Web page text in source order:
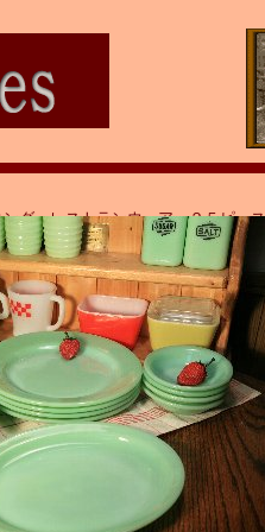
グ レストランウェア ２５ピー